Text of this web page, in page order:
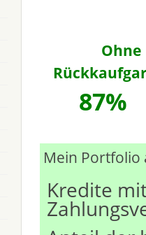
Ohne
87%
Mein Portfolio
Kredite